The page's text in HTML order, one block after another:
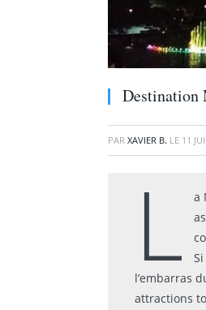
Destination
PAR XAVIER B. LE 11
L
a
l’embarras
attractions